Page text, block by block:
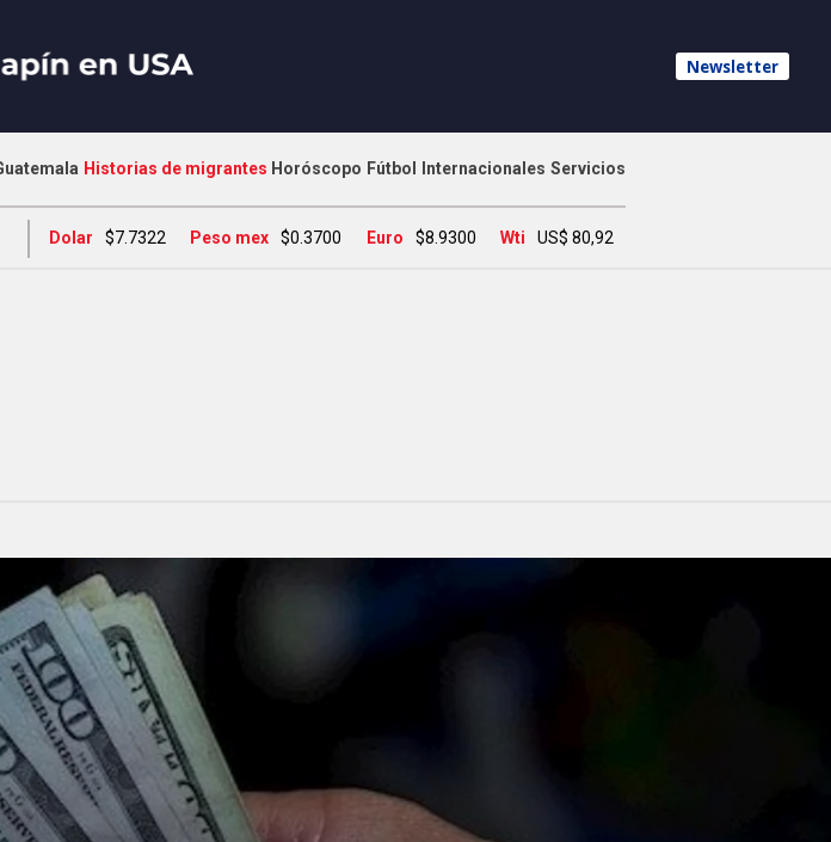
Newsletter
Historias de migrantes Horóscopo Fútbol Internacionales Servicios
Dolar $7.7322 Peso mex $0.3700 Euro $8.9300 Wti US$ 80,92